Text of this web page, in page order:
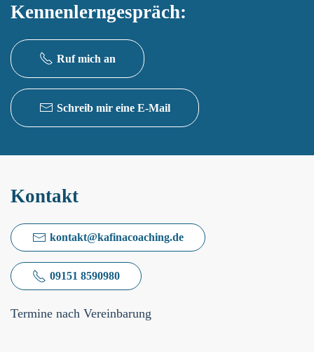
Kennenlerngespräch:
Ruf mich an
Schreib mir eine E-Mail
Kontakt
kontakt@kafinacoaching.de
09151 8590980
Termine nach Vereinbarung